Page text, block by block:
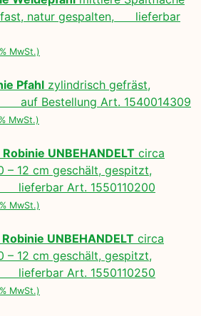
natur gespalten, lieferbar
MwSt.)
Pfahl zylindrisch gefräst,
auf Bestellung Art. 1540014309
MwSt.)
UNBEHANDELT circa
– 12 cm geschält, gespitzt,
lieferbar Art. 1550110200
MwSt.)
UNBEHANDELT circa
– 12 cm geschält, gespitzt,
lieferbar Art. 1550110250
MwSt.)